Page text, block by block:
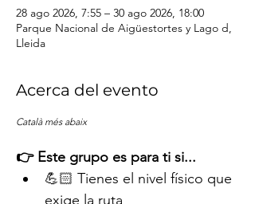
28 ago 2026, 7:55 – 30 ago 2026, 18:00
Parque Nacional de Aigüestortes y Lago d,
Lleida
Acerca del evento
Català més abaix
👉 Este grupo es para ti si...
💪🏻 Tienes el nivel físico que
exige la ruta